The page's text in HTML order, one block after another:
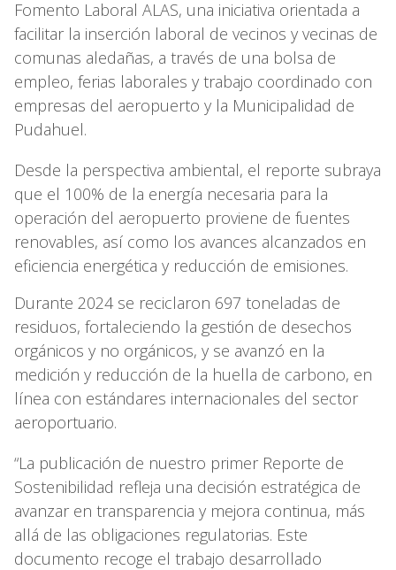
Fomento Laboral ALAS, una iniciativa orientada a
facilitar la inserción laboral de vecinos y vecinas de
comunas aledañas, a través de una bolsa de
empleo, ferias laborales y trabajo coordinado con
empresas del aeropuerto y la Municipalidad de
Pudahuel.
Desde la perspectiva ambiental, el reporte subraya
que el 100% de la energía necesaria para la
operación del aeropuerto proviene de fuentes
renovables, así como los avances alcanzados en
eficiencia energética y reducción de emisiones.
Durante 2024 se reciclaron 697 toneladas de
residuos, fortaleciendo la gestión de desechos
orgánicos y no orgánicos, y se avanzó en la
medición y reducción de la huella de carbono, en
línea con estándares internacionales del sector
aeroportuario.
“La publicación de nuestro primer Reporte de
Sostenibilidad refleja una decisión estratégica de
avanzar en transparencia y mejora continua, más
allá de las obligaciones regulatorias. Este
documento recoge el trabajo desarrollado